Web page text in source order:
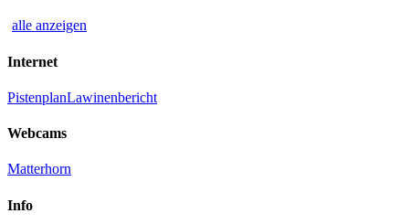
alle anzeigen
Internet
PistenplanLawinenbericht
Webcams
Matterhorn
Info